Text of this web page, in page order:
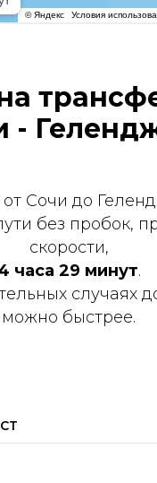
-
от Сочи до
без пробок,
скорости,
часа 29 минут.
случаях
можно быстрее.